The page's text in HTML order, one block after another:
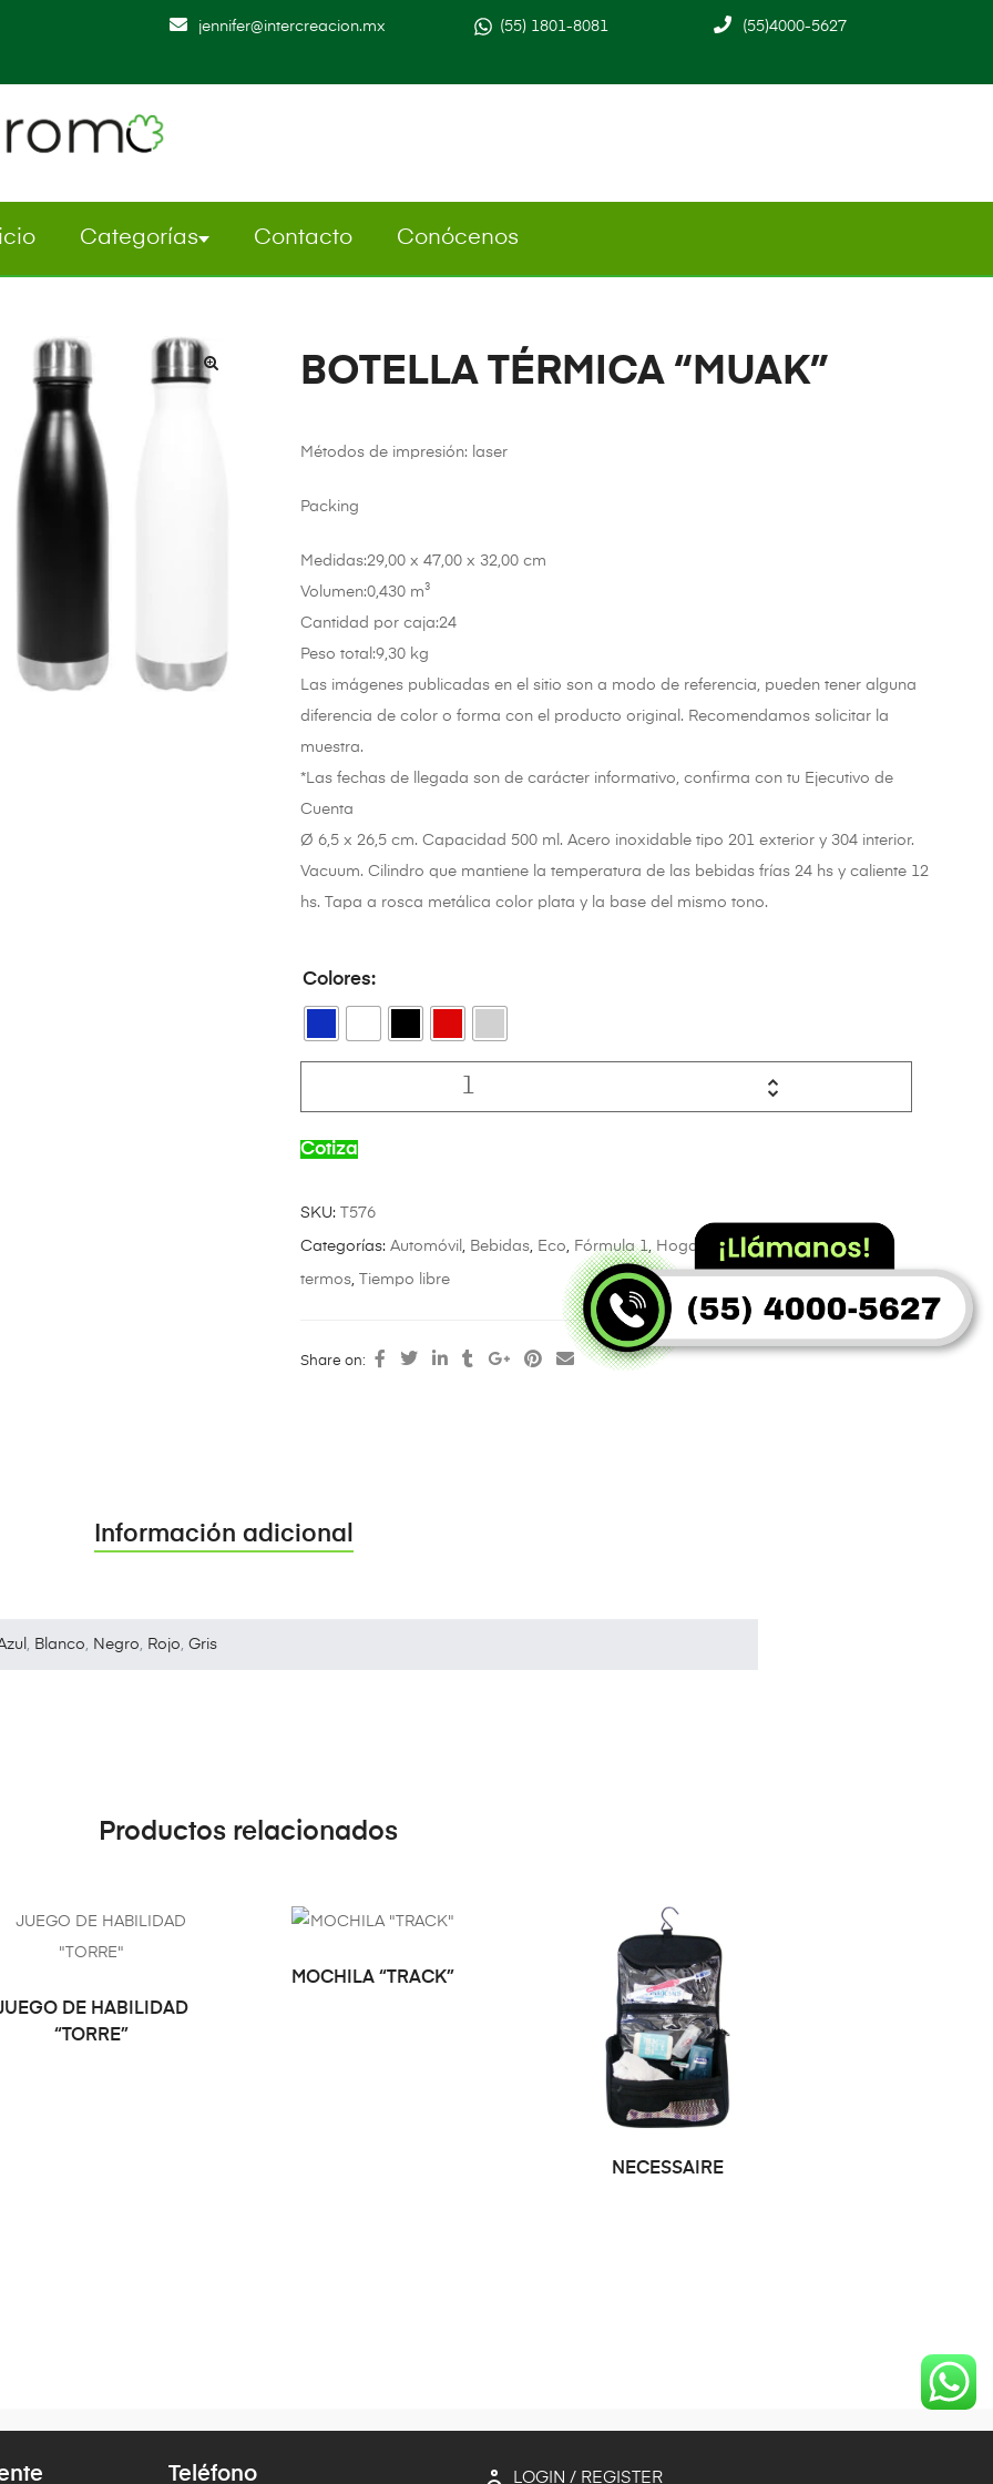
jennifer@intercreacion.mx (55) 1801-8081 (55)4000-5627
Categorías Contacto Conócenos
BOTELLA TÉRMICA “MUAK”
Métodos de impresión: laser
Packing
Medidas:29,00 x 47,00 x 32,00 cm
Volumen:0,430 m³
Cantidad por caja:24
Peso total:9,30 kg
Las imágenes publicadas en el sitio son a modo de referencia, pueden tener alguna
diferencia de color o forma con el producto original. Recomendamos solicitar la
muestra.
*Las fechas de llegada son de carácter informativo, confirma con tu Ejecutivo de
Cuenta
Ø 6,5 x 26,5 cm. Capacidad 500 ml. Acero inoxidable tipo 201 exterior y 304 interior.
Vacuum. Cilindro que mantiene la temperatura de las bebidas frías 24 hs y caliente 12
hs. Tapa a rosca metálica color plata y la base del mismo tono.
Colores
Cotiza
SKU: T576
Categorías: Automóvil , Bebidas, Eco, Fórmula 1, Hogar Home office,Tazas y
termos, Tiempo libre
Share on:
Información adicional
, Blanco, Negro, Rojo,Gris
Productos relacionados
DE HABILIDAD
“TORRE”
OPCIONES
MOCHILA “TRACK”
NECESSAIRE
Teléfono LOGIN / REGISTER